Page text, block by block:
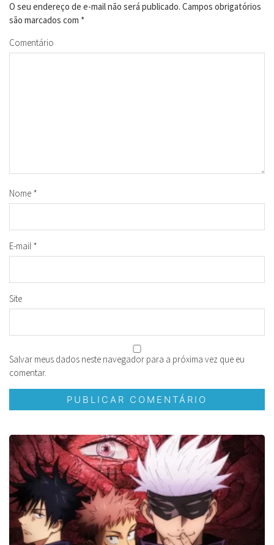
O seu endereço de e-mail não será publicado. Campos obrigatórios
são marcados com *
Comentário
Nome *
E-mail *
Site
Salvar meus dados neste navegador para a próxima vez que eu
comentar.